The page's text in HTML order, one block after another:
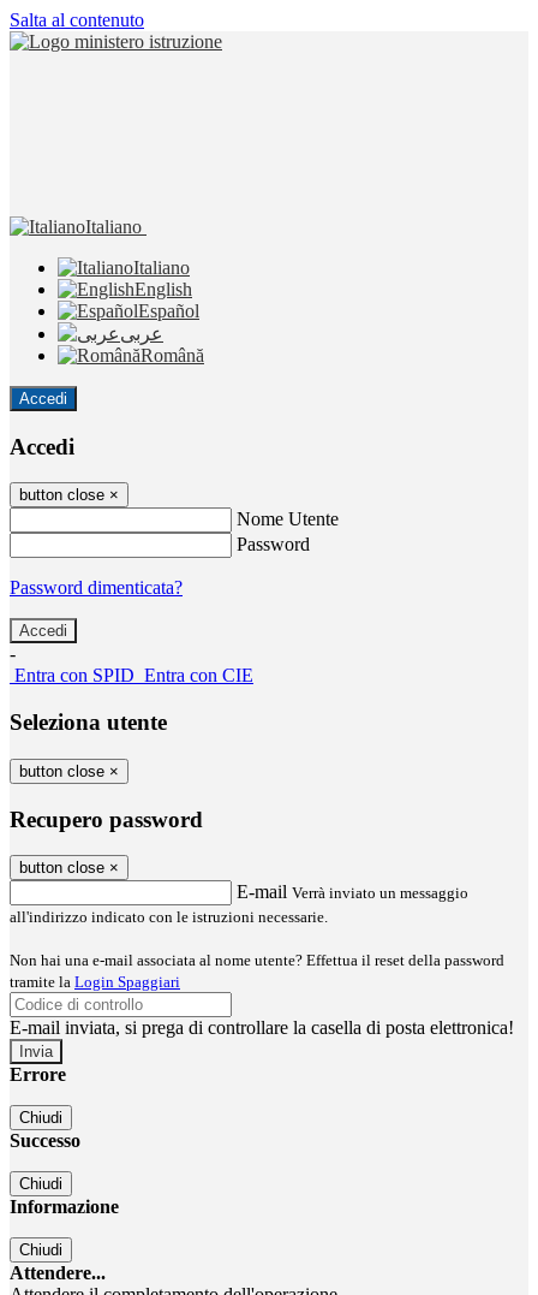
Salta al contenuto
Italiano
Italiano
English
Español
عربى
Română
Accedi
Accedi
button close ×
Nome Utente
Password
Password dimenticata?
-
Entra con SPID Entra con CIE
Seleziona utente
button close ×
Recupero password
button close ×
E-mail Verrà inviato un messaggio
all'indirizzo indicato con le istruzioni necessarie.
Non hai una e-mail associata al nome utente? Effettua il reset della password
tramite la Login Spaggiari
E-mail inviata, si prega di controllare la casella di posta elettronica!
Errore
Chiudi
Successo
Chiudi
Informazione
Chiudi
Attendere...